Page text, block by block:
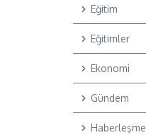
Eğitim
Eğitimler
Ekonomi
Gündem
Haberleşme